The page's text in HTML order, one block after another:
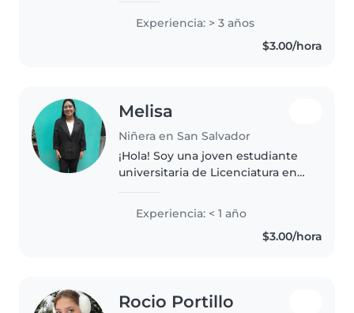
impartido por el seguro social de
El Salvador tengo 30 años de
edad, soy una persona muy
Experiencia: > 3 años
$3.00/hora
Melisa
Niñera en San Salvador
¡Hola! Soy una joven estudiante
universitaria de Licenciatura en
cuidado de niños, tengo
experiencia con niños en edad
preescolar. Me encanta leer
Experiencia: < 1 año
$3.00/hora
Rocio Portillo